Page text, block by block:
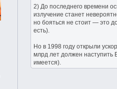
2) До последнего времени
излучение станет
но бояться не стоит — это
есть).
Но в 1998 году открыли
млрд лет должен наступить
имеется).